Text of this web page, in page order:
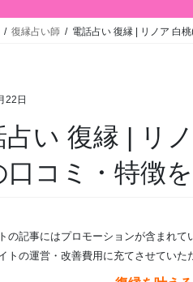
復縁占い師 電話占い 復縁 | リノア 白
22日
占い 復縁 | リ
口コミ・特徴
の記事にはプロモーションが含まれて
トの運営・改善費用に充てさせていた